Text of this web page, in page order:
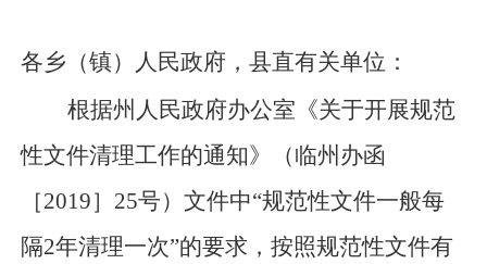
各乡（镇）人民政府，县直有关单位：
根据州人民政府办公室《关于开展规范
性文件清理工作的通知》（临州办函
［2019］25号）文件中“规范性文件一般每
隔2年清理一次”的要求，按照规范性文件有